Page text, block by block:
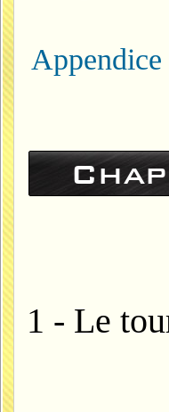
Appendice
1 - Le